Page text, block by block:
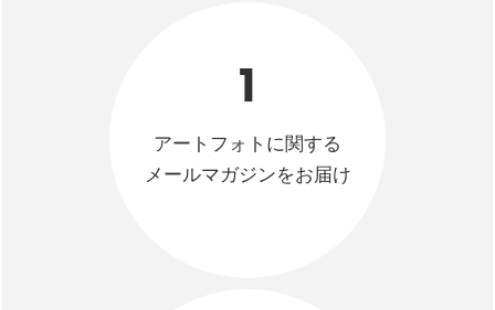
1
アートフォトに関する
メールマガジンをお届け